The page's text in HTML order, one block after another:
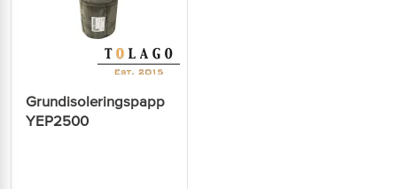
Grundisoleringspapp
YEP2500